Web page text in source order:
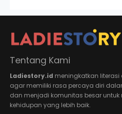
Tentang Kami
Ladiestory.id meningkatkan
agar memiliki rasa percaya diri
dan menjadi komunitas besar
kehidupan yang lebih baik.